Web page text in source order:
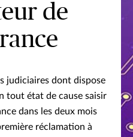
de
judiciaires dont dispose
tout état de cause saisir
dans les deux mois
réclamation à